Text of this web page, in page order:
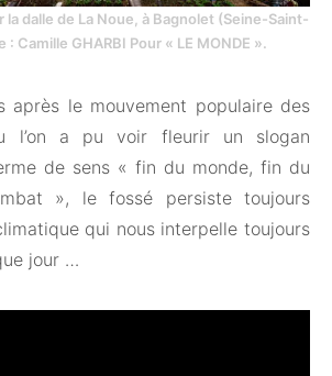
la dalle de La Noue, à Bagnolet (Seine-Saint-
: Camille GHARBI Pour « LE MONDE ».
après le mouvement populaire des
l’on a pu voir fleurir un slogan
de sens « fin du monde, fin du
», le fossé persiste toujours
qui nous interpelle toujours
jour …